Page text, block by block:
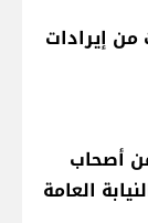
من إيرادات
أصحاب
العامة